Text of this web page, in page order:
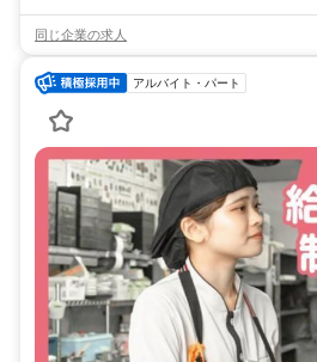
同じ企業の求人
アルバイト・パート